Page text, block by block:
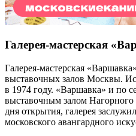
Галерея-мастерская
Галерея-мастерская
выставочных залов Москвы.
в 1974 году. «Варшавка» и по
выставочным залом
дня открытия, галерея
московского авангардного